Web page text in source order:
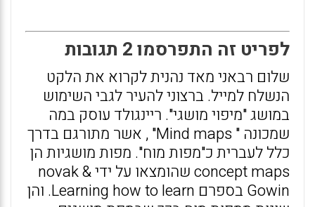
לפריט זה התפרסמו 2 תגובות
שלום רבאני מאד נהנית לקרוא את הלקט
הנשלח למייל. ברצוני להעיר לגבי השימוש
במושג "מיפוי מושגי". ריינגולד עוסק במה
שמכונה " Mind maps" , אשר מתורגם בדרך
כלל לעברית כ"מפות מוח". מפות מושגיות הן
concept maps שהומצאו על ידי novak &
Gowin בספרם Learning how to learn. והן